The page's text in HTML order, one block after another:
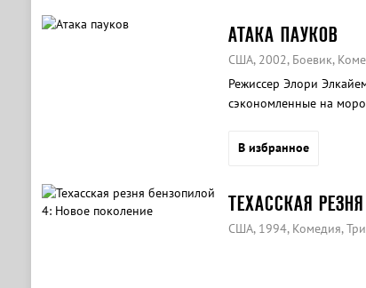
АТАКА ПАУКОВ
США, 2002, Боевик,
Режиссер Элори
сэкономленные на
терроризировал
В избранное
ТЕХАССКАЯ
США, 1994, Комедия,